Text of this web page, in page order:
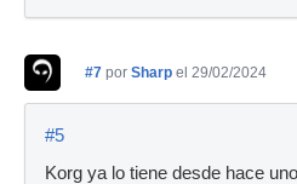
#7 por Sharp el 29/02/2024
#5
Korg ya lo tiene desde hace